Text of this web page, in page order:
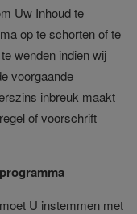
Uw Inhoud te
op te schorten of te
wenden indien wij
voorgaande
inbreuk maakt
of voorschrift
U instemmen met